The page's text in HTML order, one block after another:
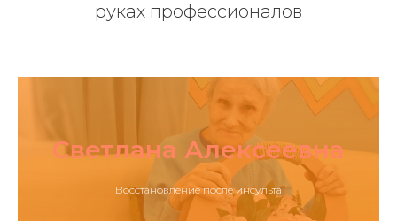
руках профессионалов
Светлана Алексеевна
Восстановление после инсульта